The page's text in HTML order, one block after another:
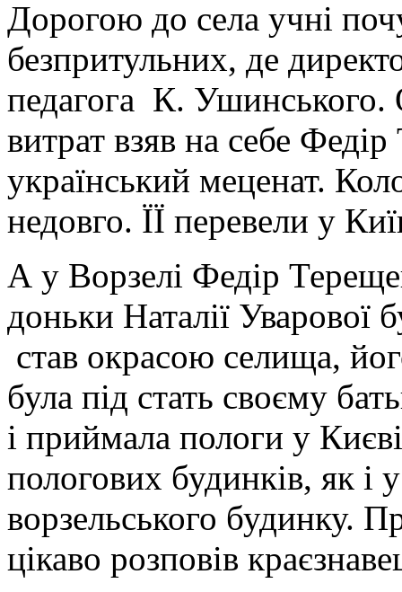
Дорогою до села учні
безпритульних, де
педагога К. Ушинського.
витрат взяв на себе
український меценат.
недовго. ЇЇ перевели у
А у Ворзелі Федір
доньки Наталії Уварової
став окрасою селища,
була під стать своєму
і приймала пологи у
пологових будинків, як і
ворзельського будинку.
цікаво розповів